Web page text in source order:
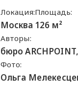
Локация:
Москва
Площадь:
126 м²
Авторы:
бюро
Фото:
Ольга